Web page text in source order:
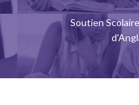
Soutien Scolaire